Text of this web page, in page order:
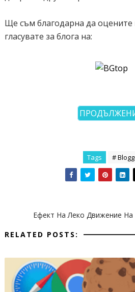
Ще съм благодарна да оцените
гласувате за блога на:
Tags #
Ефект На Леко Движение
RELATED POSTS: